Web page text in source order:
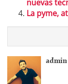
nuevas
La pyme,
admin